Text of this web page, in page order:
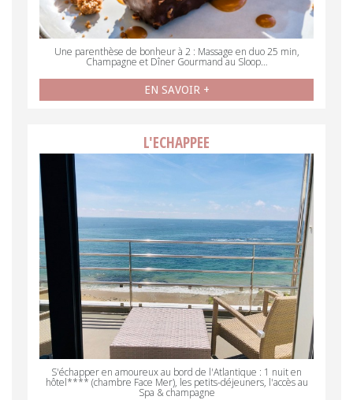
Une parenthèse de bonheur à 2 : Massage en duo 25 min,
Champagne et Dîner Gourmand au Sloop…
EN SAVOIR +
L'ECHAPPEE
S'échapper en amoureux au bord de l'Atlantique : 1 nuit en
hôtel**** (chambre Face Mer), les petits-déjeuners, l'accès au
Spa & champagne